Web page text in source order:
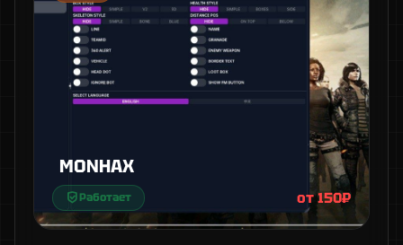
MONHAX
Работает от 150₽